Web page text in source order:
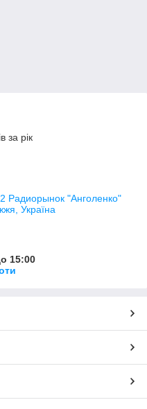
за рік
Радиорынок "Анголенко"
Україна
15:00